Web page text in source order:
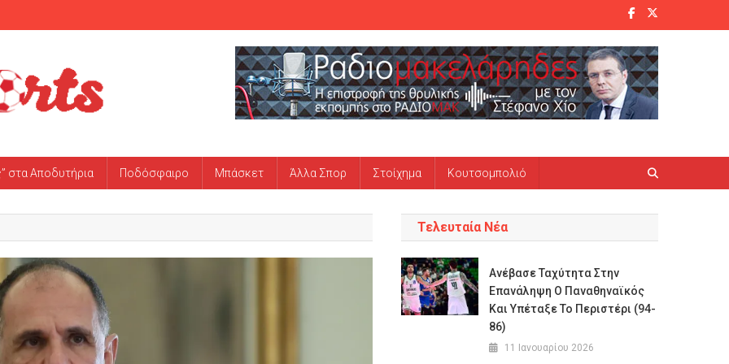
στα Αποδυτήρια Ποδόσφαιρο Μπάσκετ Άλλα Σπορ Στοίχημα Κουτσομπολιό
Τελευταία Νέα
Ανέβασε Ταχύτητα Στην
Επανάληψη Ο Παναθηναϊκός
Και Υπέταξε Το Περιστέρι (94-
86)
11 Ιανουαρίου 2026